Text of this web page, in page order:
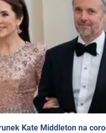
Kate Middleton na